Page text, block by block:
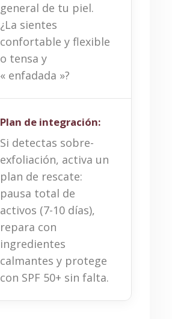
general de tu piel.
¿La sientes
confortable y flexible
o tensa y
« enfadada »?
Plan de integración:
Si detectas sobre-
exfoliación, activa un
plan de rescate:
pausa total de
activos (7-10 días),
repara con
ingredientes
calmantes y protege
con SPF 50+ sin falta.